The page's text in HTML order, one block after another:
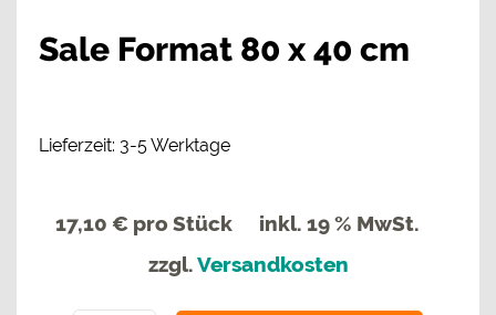
Sale Format 80 x 40 cm
Lieferzeit: 3-5 Werktage
17,10 € pro Stück
inkl. 19 % MwSt.
zzgl.Versandkosten